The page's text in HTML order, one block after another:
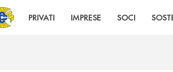
PRIVATI IMPRESE SOCI